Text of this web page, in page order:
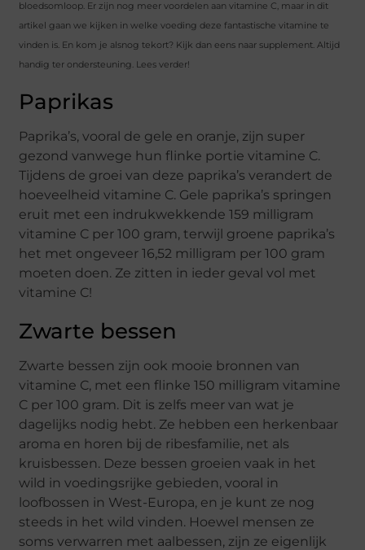
bloedsomloop. Er zijn nog meer voordelen aan vitamine C, maar in dit
artikel gaan we kijken in welke voeding deze fantastische vitamine te
vinden is. En kom je alsnog tekort? Kijk dan eens naar supplement. Altijd
handig ter ondersteuning. Lees verder!
Paprikas
Paprika’s, vooral de gele en oranje, zijn super
gezond vanwege hun flinke portie vitamine C.
Tijdens de groei van deze paprika’s verandert de
hoeveelheid vitamine C. Gele paprika’s springen
eruit met een indrukwekkende 159 milligram
vitamine C per 100 gram, terwijl groene paprika’s
het met ongeveer 16,52 milligram per 100 gram
moeten doen. Ze zitten in ieder geval vol met
vitamine C!
Zwarte bessen
Zwarte bessen zijn ook mooie bronnen van
vitamine C, met een flinke 150 milligram vitamine
C per 100 gram. Dit is zelfs meer van wat je
dagelijks nodig hebt. Ze hebben een herkenbaar
aroma en horen bij de ribesfamilie, net als
kruisbessen. Deze bessen groeien vaak in het
wild in voedingsrijke gebieden, vooral in
loofbossen in West-Europa, en je kunt ze nog
steeds in het wild vinden. Hoewel mensen ze
soms verwarren met aalbessen, zijn ze eigenlijk